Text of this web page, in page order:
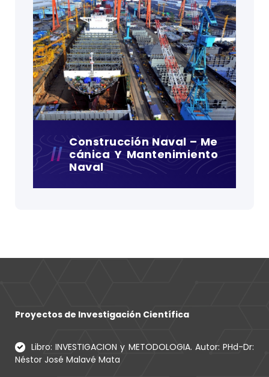
Construcción Naval – Me
Cánica Y Mantenimiento
Naval
Proyectos de Investigación Científica
Libro: INVESTIGACION y METODOLOGIA. Autor: PHd-Dr:
Néstor José Malavé Mata